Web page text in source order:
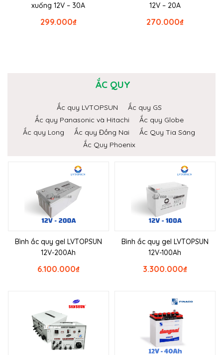
xuống 12V – 30A
₫
299.000
12V – 20A
₫
270.000
ẮC QUY
Ắc quy LVTOPSUN
Ắc quy GS
Ắc quy Panasonic và Hitachi
Ắc quy Globe
Ắc quy Long
Ắc quy Đồng Nai
Ắc Quy Tia Sáng
Ắc Quy Phoenix
Bình ắc quy gel LVTOPSUN
12V-200Ah
₫
6.100.000
Bình ắc quy gel LVTOPSUN
12V-100Ah
₫
3.300.000